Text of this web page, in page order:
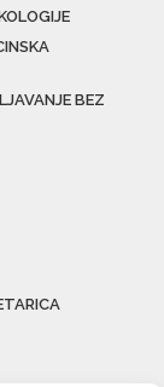
BEZ